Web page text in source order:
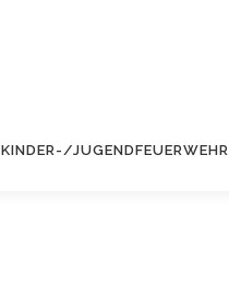
KINDER-/JUGENDFEUERWEHR